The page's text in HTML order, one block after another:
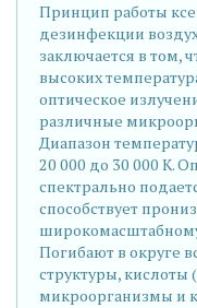
Принцип работы
дезинфекции
заключается в том,
высоких
оптическое
различные
Диапазон
20 000 до 30 000 К.
спектрально
способствует
Погибают в округе
структуры,
микроорганизмы и